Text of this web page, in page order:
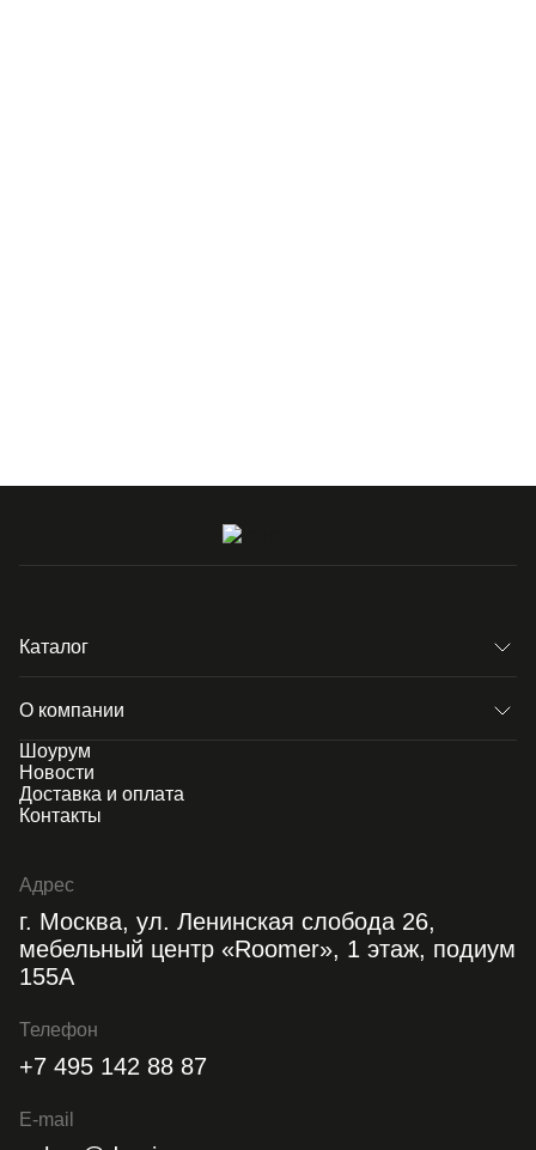
Каталог
О компании
Шоурум
Новости
Доставка и оплата
Контакты
Адрес
г. Москва, ул. Ленинская слобода 26,
мебельный центр «Roomer», 1 этаж, подиум
155А
Телефон
+7 495 142 88 87
E-mail